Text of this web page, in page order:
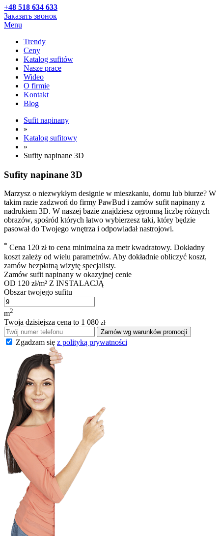
+48 518 634 633
Заказать звонок
Menu
Trendy
Ceny
Katalog sufitów
Nasze prace
Wideo
O firmie
Kontakt
Blog
Sufit napinany
»
Katalog sufitowy
»
Sufity napinane 3D
Sufity napinane 3D
Marzysz o niezwykłym designie w mieszkaniu, domu lub biurze? W
takim razie zadzwoń do firmy PawBud i zamów sufit napinany z
nadrukiem 3D. W naszej bazie znajdziesz ogromną liczbę różnych
obrazów, spośród których łatwo wybierzesz taki, który będzie
pasował do Twojego wnętrza i odpowiadał nastrojowi.
* Cena 120 zł to cena minimalna za metr kwadratowy. Dokładny
koszt zależy od wielu parametrów. Aby dokładnie obliczyć koszt,
zamów bezpłatną wizytę specjalisty.
Zamów sufit napinany w okazyjnej cenie
OD 120 zł/m² Z INSTALACJĄ
Obszar twojego sufitu
m2
Twoja dzisiejsza cena to 1 080 zł
Zamów wg warunków promocji
Zgadzam się z polityką prywatności